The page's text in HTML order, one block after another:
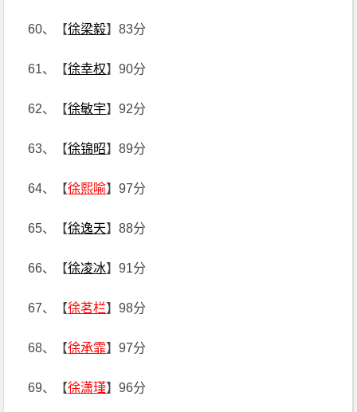
60、【徐梁毅】83分
61、【徐幸权】90分
62、【徐敏宇】92分
63、【徐锦昭】89分
64、【徐熙喻】97分
65、【徐逸天】88分
66、【徐凌冰】91分
67、【徐茗栏】98分
68、【徐承霏】97分
69、【徐潇瑾】96分